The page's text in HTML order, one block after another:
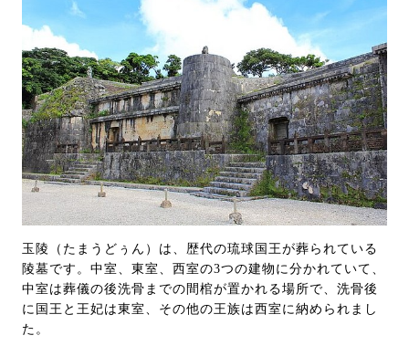
玉陵（たまうどぅん）は、歴代の琉球国王が葬られている
陵墓です。中室、東室、西室の3つの建物に分かれていて、
中室は葬儀の後洗骨までの間棺が置かれる場所で、洗骨後
に国王と王妃は東室、その他の王族は西室に納められまし
た。